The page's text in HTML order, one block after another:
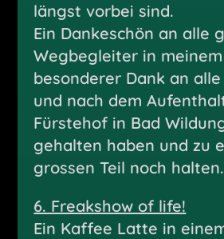
längst vorbei sind.
Ein Dankeschön an alle
Wegbegleiter in
besonderer Dank an
und nach dem
Fürstehof in Bad
gehalten haben und zu
grossen Teil noch halten.
6. Freakshow of life!
Ein Kaffee Latte in